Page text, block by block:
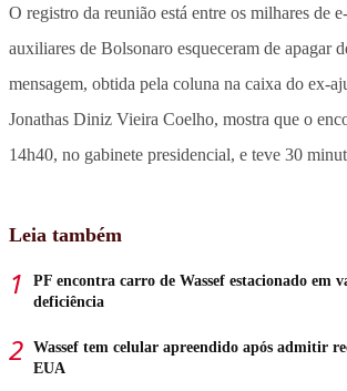
O registro da reunião está entre os milhares de
auxiliares de Bolsonaro esqueceram de apagar
mensagem, obtida pela coluna na caixa do ex-
Jonathas Diniz Vieira Coelho, mostra que o
14h40, no gabinete presidencial, e teve 30
Leia também
PF encontra carro de Wassef estacionado em
deficiência
Wassef tem celular apreendido após admitir
EUA